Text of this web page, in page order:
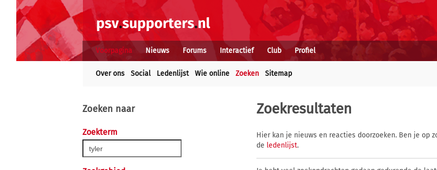
Voorpagina Nieuws Forums Interactief Club Profiel
Over ons Social Ledenlijst Wie online Zoeken Sitemap
Zoeken naar
Zoekterm
Zoekresultaten
Hier kan je nieuws en reacties doorzoeken. Ben je op
de ledenlijst.